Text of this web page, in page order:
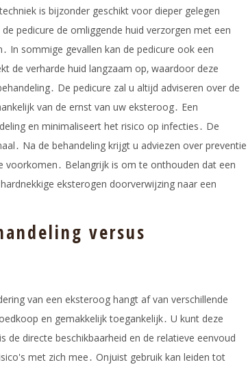
is bijzonder geschikt voor dieper gelegen
pedicure de omliggende huid verzorgen met een
In sommige gevallen kan de pedicure ook een
de verharde huid langzaam op‚ waardoor deze
De pedicure zal u altijd adviseren over de
van de ernst van uw eksteroog․ Een
en minimaliseert het risico op infecties․ De
Na de behandeling krijgt u adviezen over preventie
Belangrijk is om te onthouden dat een
eksterogen doorverwijzing naar een
versus
van een eksteroog hangt af van verschillende
en gemakkelijk toegankelijk․ U kunt deze
directe beschikbaarheid en de relatieve eenvoud
met zich mee․ Onjuist gebruik kan leiden tot